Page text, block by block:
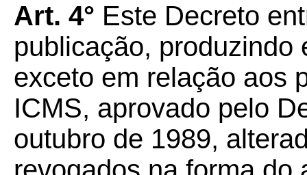
Art. 4° Este Decreto
publicação, produzindo
exceto em relação aos
ICMS, aprovado pelo
outubro de 1989,